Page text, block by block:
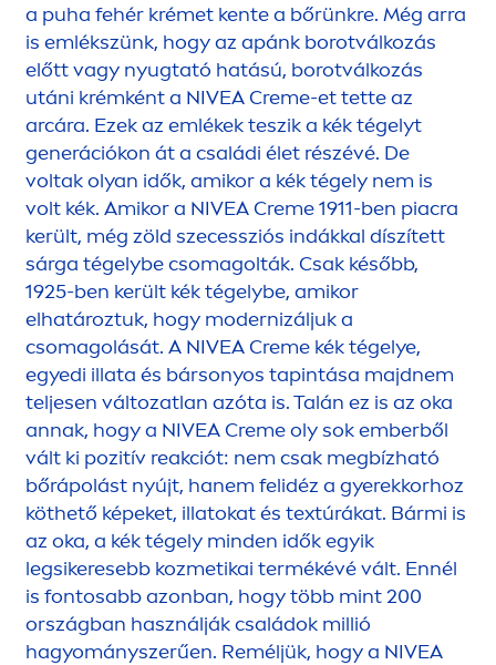
a puha fehér krémet kente a bőrünkre. Még arra
is emlékszünk, hogy az apánk borotválkozás
előtt vagy nyugtató hatású, borotválkozás
utáni krémként a NIVEA Creme-et tette az
arcára. Ezek az emlékek teszik a kék tégelyt
generációkon át a családi élet részévé. De
voltak olyan idők, amikor a kék tégely nem is
volt kék. Amikor a NIVEA Creme1911-ben piacra
került, még zöld szecessziós indákkal díszített
sárga tégelybe csomagolták. Csak később,
1925-ben került kék tégelybe, amikor
elhatároztuk, hogy modernizáljuk a
csomagolását. A NIVEA Creme kék tégelye,
egyedi illata és bársonyos tapintása majdnem
teljesen változatlan azóta is. Talán ez is az oka
annak, hogy a NIVEA Cremeoly sok emberből
vált ki pozitív reakciót: nem csak megbízható
bőrápolást nyújt, hanem felidéz a gyerekkorhoz
köthető képeket, illatokat és textúrákat. Bármi is
az oka, a kék tégely minden idők egyik
legsikeresebb kozmetikai termékévé vált. Ennél
is fontosabb azonban, hogy több mint 200
országban használják családok millió
hagyományszerűen. Reméljük, hogy a NIVEA